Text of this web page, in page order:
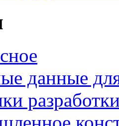
данные